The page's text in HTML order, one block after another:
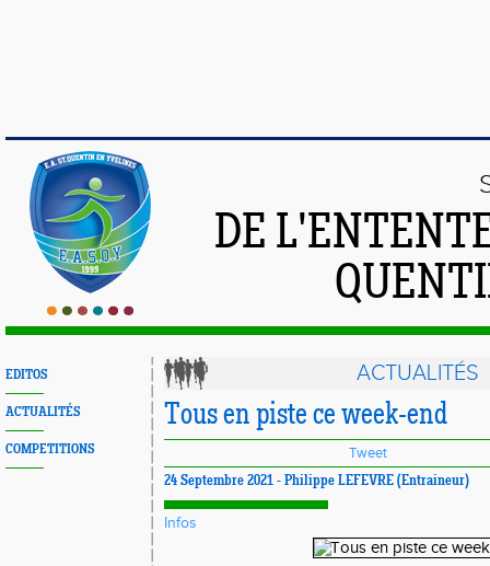
DE
EDITOS
ACTUALITÉS
COMPETITIONS
ACTUALITÉS
Tous en piste ce week-end
Tweet
24 Septembre 2021 - Philippe LEFEVRE (Entraineur)
Infos